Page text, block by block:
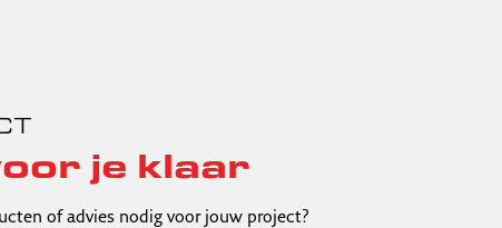
je klaar
of advies nodig voor jouw project?